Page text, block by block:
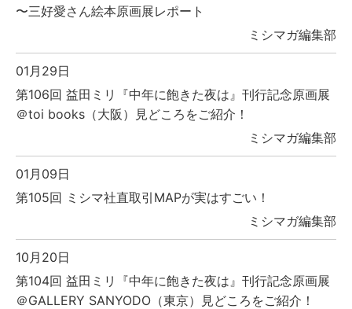
〜三好愛さん絵本原画展レポート
ミシマガ編集部
01月29日
第106回 益田ミリ『中年に飽きた夜は』刊行記念原画展
＠toi books（大阪）見どころをご紹介！
ミシマガ編集部
01月09日
第105回 ミシマ社直取引MAPが実はすごい！
ミシマガ編集部
10月20日
第104回 益田ミリ『中年に飽きた夜は』刊行記念原画展
＠GALLERY SANYODO（東京）見どころをご紹介！